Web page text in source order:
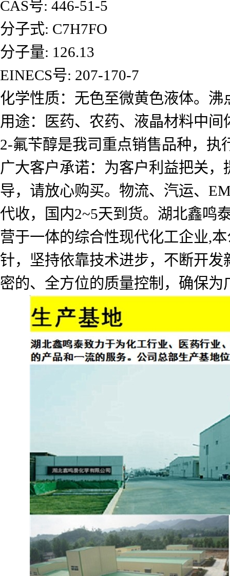
CAS号: 446-51-5
分子式: C7H7FO
分子量: 126.13
EINECS号: 207-170-7
化学性质：无色至微黄色液体。
用途：医药、农药、液晶材料中间
2-氟苄醇是我司重点销售品种，
广大客户承诺：为客户利益把关
导，请放心购买。物流、汽运、
代收，国内2~5天到货。湖北鑫鸣
营于一体的综合性现代化工企业,
针，坚持依靠技术进步，不断开
密的、全方位的质量控制，确保